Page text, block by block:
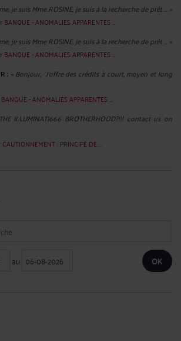
je suis Mme ROSINE, je suis à la recherche de prêt ... »
BANQUE - ANOMALIES APPARENTES ...
je suis Mme ROSINE, je suis à la recherche de prêt ... »
BANQUE - ANOMALIES APPARENTES ...
: « Bonjour, J’offre des crédits à court, moyen et long
BANQUE - ANOMALIES APPARENTES ...
ILLUMINATI666 BROTHERHOOD?!!! contact us on
CAUTIONNEMENT : PRINCIPE DE ...
au